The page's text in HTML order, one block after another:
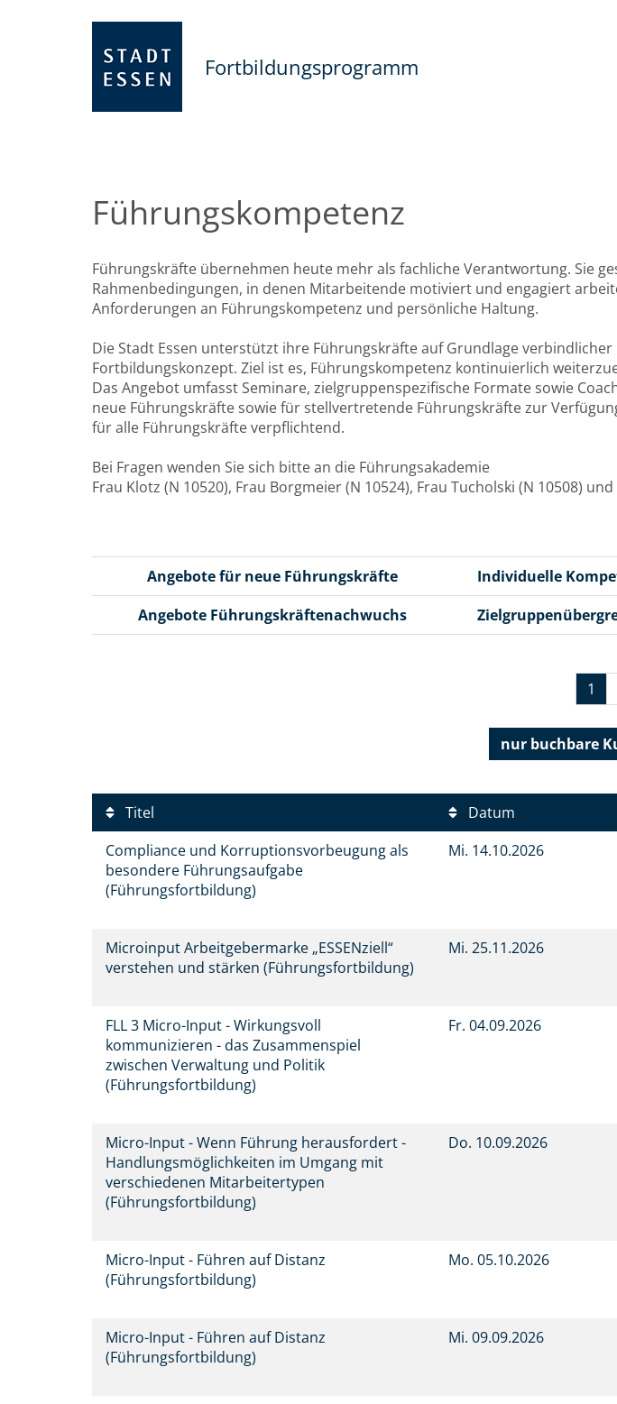
Fortbildungsprogramm
Führungskompetenz
Führungskräfte übernehmen heute mehr als fachliche Verantwortung. Sie
Rahmenbedingungen, in denen Mitarbeitende motiviert und engagiert
Anforderungen an Führungskompetenz und persönliche Haltung.
Die Stadt Essen unterstützt ihre Führungskräfte auf Grundlage verbindlicher
Fortbildungskonzept. Ziel ist es, Führungskompetenz kontinuierlich
Das Angebot umfasst Seminare, zielgruppenspezifische Formate sowie
neue Führungskräfte sowie für stellvertretende Führungskräfte zur
für alle Führungskräfte verpflichtend.
Bei Fragen wenden Sie sich bitte an die Führungsakademie
Frau Klotz (N 10520), Frau Borgmeier (N 10524), Frau Tucholski (N 10508)
Angebote für neue Führungskräfte Individuelle
Angebote Führungskräftenachwuchs
1
nur buchbare
Titel Datum
Compliance und Korruptionsvorbeugung als
besondere Führungsaufgabe
(Führungsfortbildung)
Mi. 14.10.2026
Microinput Arbeitgebermarke „ESSENziell“
verstehen und stärken (Führungsfortbildung)
Mi. 25.11.2026
FLL 3 Micro-Input - Wirkungsvoll
kommunizieren - das Zusammenspiel
zwischen Verwaltung und Politik
(Führungsfortbildung)
Fr. 04.09.2026
Micro-Input - Wenn Führung herausfordert -
Handlungsmöglichkeiten im Umgang mit
verschiedenen Mitarbeitertypen
(Führungsfortbildung)
Do. 10.09.2026
Micro-Input - Führen auf Distanz
(Führungsfortbildung)
Mo. 05.10.2026
Micro-Input - Führen auf Distanz
(Führungsfortbildung)
Mi. 09.09.2026